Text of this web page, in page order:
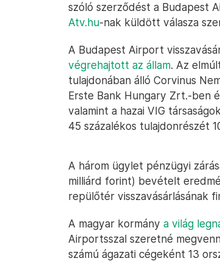
szóló szerződést a Budapest
Atv.hu-nak küldött válasza
A Budapest Airport
végrehajtott az állam. Az
tulajdonában álló Corvinus
Erste Bank Hungary Zrt.-ben
valamint a hazai VIG
45 százalékos tulajdonrészét
A három ügylet pénzügyi
milliárd forint) bevételt
repülőtér visszavásárlásának
A magyar kormány a világ
Airportsszal szeretné
számú ágazati cégeként 13